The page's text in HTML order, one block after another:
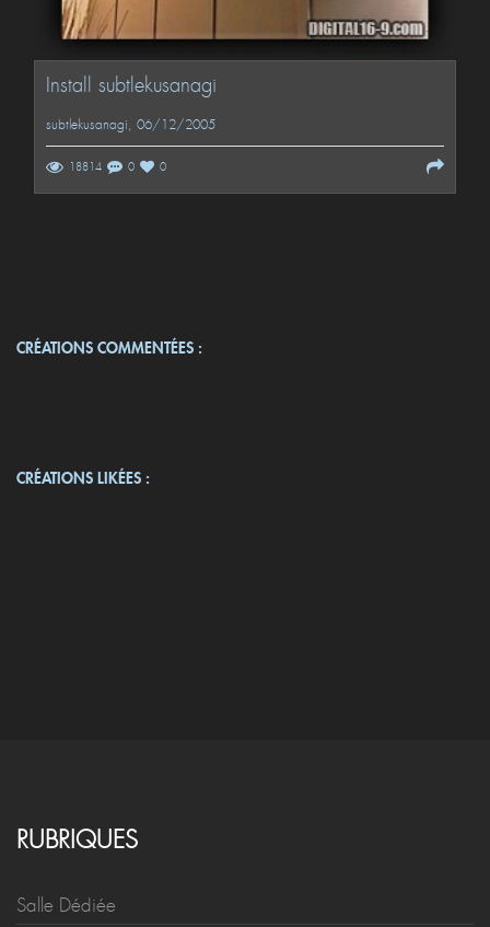
Install subtlekusanagi
subtlekusanagi, 06/12/2005
18814 0 0
CRÉATIONS COMMENTÉES :
CRÉATIONS LIKÉES :
RUBRIQUES
Salle Dédiée